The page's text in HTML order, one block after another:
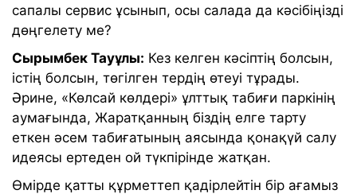
сапалы сервис ұсынып, осы салада да кәсібіңізді
дөңгелету ме?
Сырымбек Тауұлы: Кез келген кәсіптің болсын,
істің болсын, төгілген тердің өтеуі тұрады.
Әрине, «Көлсай көлдері» ұлттық табиғи паркінің
аумағында, Жаратқанның біздің елге тарту
еткен әсем табиғатының аясында қонақүй салу
идеясы ертеден ой түкпірінде жатқан.
Өмірде қатты құрметтеп қадірлейтін бір ағамыз